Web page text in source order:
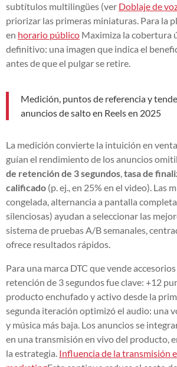
subtítulos multilingües (ver Doblaje de
priorizar las primeras miniaturas. Para la
en horario público Maximiza la cobertura
definitivo: una imagen que indica el
antes de que el pulgar se retire.
Medición, puntos de referencia y
anuncios de salto en Reels en 2025
La medición convierte la intuición en
guían el rendimiento de los anuncios
de retención de 3 segundos,tasa de
calificado (p. ej., en 25% en el video). Las
congelada, alternancia a pantalla
silenciosas) ayudan a seleccionar las
sistema de pruebas A/B semanales,
ofrece resultados rápidos.
Para una marca DTC que vende
retención de 3 segundos fue clave: +12
producto enchufado y activo desde la
segunda iteración optimizó el audio: una
y música más baja. Los anuncios se
en una transmisión en vivo del producto,
la estrategia. Influencia de la transmisión